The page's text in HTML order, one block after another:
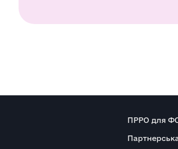
ПРРО для